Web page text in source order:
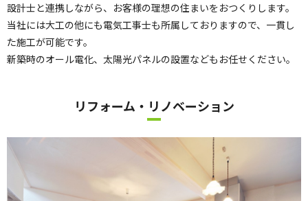
設計士と連携しながら、お客様の理想の住まいをおつくりします。
当社には大工の他にも電気工事士も所属しておりますので、一貫し
た施工が可能です。
新築時のオール電化、太陽光パネルの設置などもお任せください。
リフォーム・リノベーション